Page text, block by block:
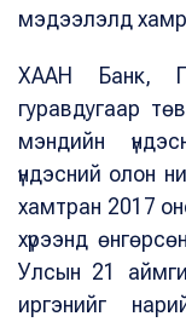
мэдээлэлд
ХААН Банк,
гуравдугаар
мэндийн
үндэсний олон
хамтран 2017
хүрээнд
Улсын 21
иргэнийг